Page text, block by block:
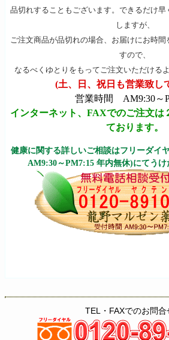
品切れすることもございます。できるだけ
しますが、
ご注文商品が品切れの場合、お届けにお時間
すので、
なるべくゆとりをもってご注文いただける
(土、日、祝日も営業致し
営業時間 AM9:30～
インターネット、FAXでのご注文は
ております。
健康に関する詳しいご相談はフリーダイ
AM9:30～PM7:15 年内無休)にてう
TEL・FAXでのお問合